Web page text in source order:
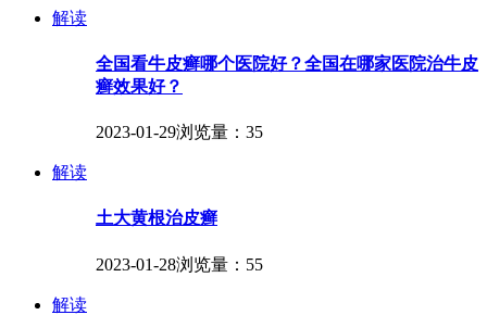
解读
全国看牛皮癣哪个医院好？全国在哪家医院治牛皮
癣效果好？
2023-01-29浏览量：35
解读
土大黄根治皮癣
2023-01-28浏览量：55
解读